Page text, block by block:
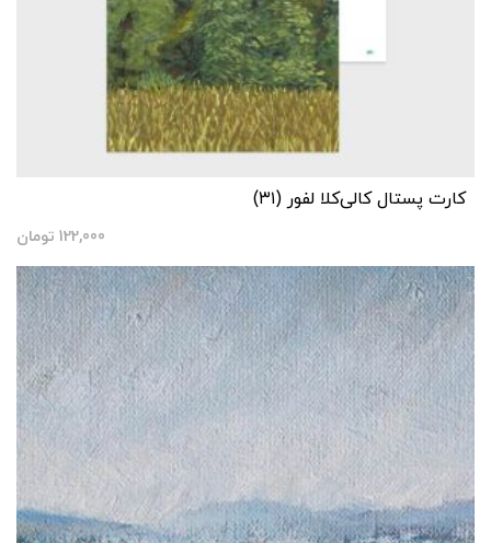
کارت پستال کالی‌کلا لفور (۳۱)
122,000 تومان